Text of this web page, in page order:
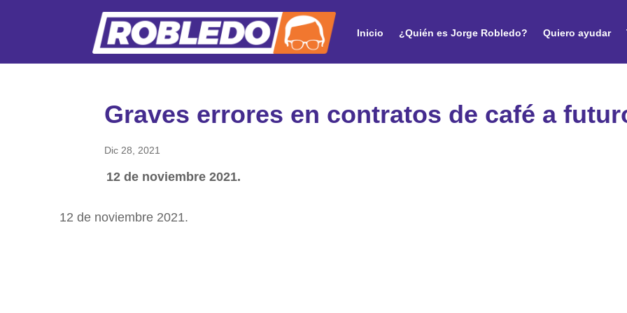
Inicio ¿Quién es Jorge Robledo? Quiero ayudar
Graves errores en contratos de café a
Dic 28, 2021
12 de noviembre 2021.
12 de noviembre 2021.